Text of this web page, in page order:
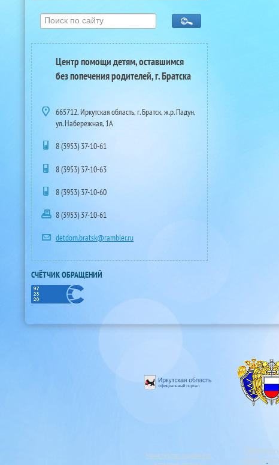
Центр помощи детям, оставшимся
без попечения родителей, г. Братска
665712, Иркутская область, г. Братск, ж.р. Падун,
ул. Набережная, 1А
8 (3953) 37-10-61
8 (3953) 37-10-63
8 (3953) 37-10-60
8 (3953) 37-10-61
detdom.bratsk@rambler.ru
СЧЁТЧИК ОБРАЩЕНИЙ
Министерство социального
интернет